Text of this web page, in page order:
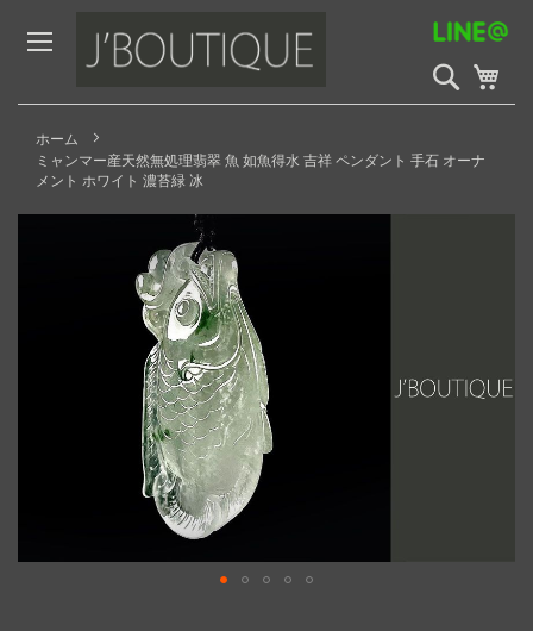
to
Content
検
索
開
ホーム
ミャンマー産天然無処理翡翠 魚 如魚得水 吉祥 ペンダント 手石 オーナ
メント ホワイト 濃苔緑 冰
Skip